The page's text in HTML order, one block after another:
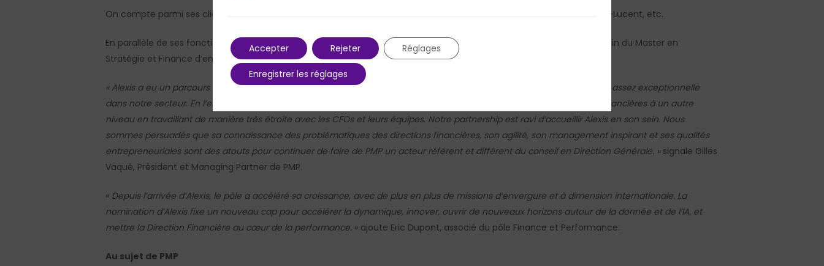
On compte parmi ses clients : Danone, Accor, Dassault Systèmes, Edenred, Michelin, Nissan Europe, Nexans ou Alcatel-Lucent, etc.
En parallèle de ses fonctions au sein de PMP, Alexis enseigne depuis 2019 à l’ ESSECet à
(2015-2018) au sein du Master en
Stratégie et Finance d’entreprise.
« Alexis a eu un parcours exemplaire depuis son arrivée au cabinet. Une nomination au poste d’associé aussi rapide est assez exceptionnelle
dans notre secteur. En l’espace de 4 ans, avec une soif de valeur ajoutée indéniable, Alexis a su mener les directions financières à un autre
niveau en travaillant de manière très étroite avec les CFOs et leurs équipes. Notre partnership est ravi d’accueillir Alexis en son sein. Nous
sommes persuadés que sa connaissance des problématiques des directions financières, son agilité, son management inspirant et ses qualités
entrepreneuriales sont des atouts pour continuer de faire de PMP un acteur référent et différent du conseil en Direction Générale. »signale Gilles
Vaqué, Président et Managing Partner de PMP.
« Depuis l’arrivée d’Alexis, le pôle a accéléré sa croissance, avec de plus en plus de missions d’envergure et à dimension internationale. La
nomination d’Alexis fixe un nouveau cap pour accélérer la dynamique, innover, ouvrir de nouveaux horizons autour de la donnée et de l’IA, et
mettre la Direction Financière au cœur de la performance. » ajoute Eric Dupont, associé du pôle Finance et Performance.
Au sujet de PMP
Accepter Rejeter Réglages
Enregistrer les réglages